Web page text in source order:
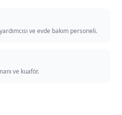
ve evde bakım personeli.
ve kuaför.